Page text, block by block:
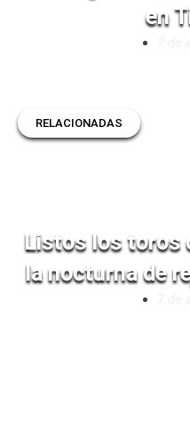
en
RELACIONADAS
Listos los toros
la nocturna de